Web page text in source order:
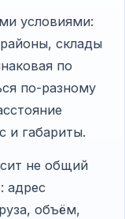
условиями:
склады
по
по-разному
и габариты.
не общий
адрес
объём,